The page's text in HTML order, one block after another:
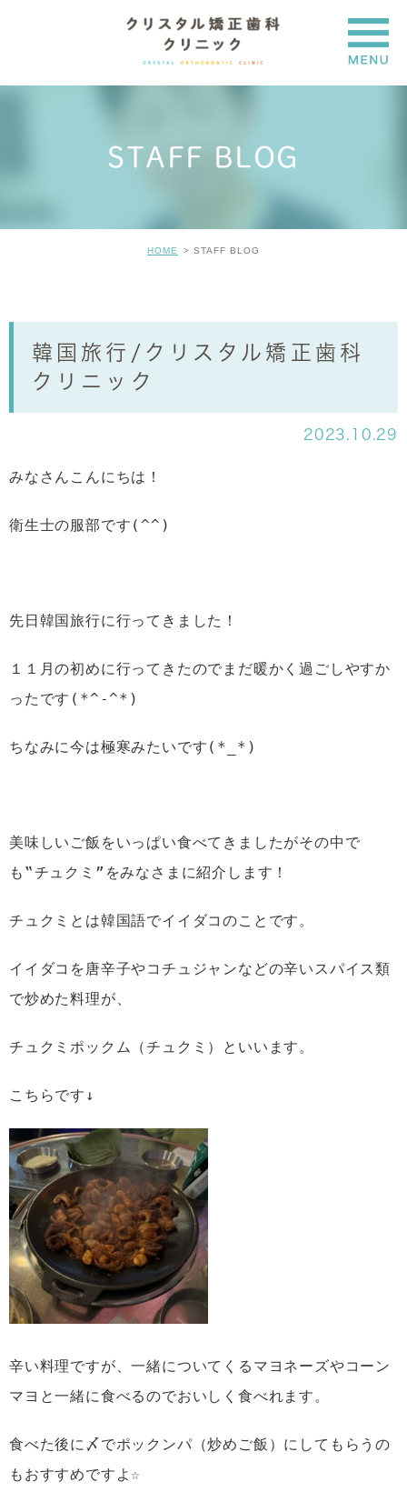
STAFF BLOG
HOME STAFF BLOG
韓国旅行/クリスタル矯正歯科
クリニック
2023.10.29
みなさんこんにちは！
衛生士の服部です(^^)
先日韓国旅行に行ってきました！
１１月の初めに行ってきたのでまだ暖かく過ごしやすか
ったです(*^-^*)
ちなみに今は極寒みたいです(*_*)
美味しいご飯をいっぱい食べてきましたがその中で
も‟チュクミ”をみなさまに紹介します！
チュクミとは韓国語でイイダコのことです。
イイダコを唐辛子やコチュジャンなどの辛いスパイス類
で炒めた料理が、
チュクミポックム（チュクミ）といいます。
こちらです↓
辛い料理ですが、一緒についてくるマヨネーズやコーン
マヨと一緒に食べるのでおいしく食べれます。
食べた後に〆でポックンパ（炒めご飯）にしてもらうの
もおすすめですよ☆